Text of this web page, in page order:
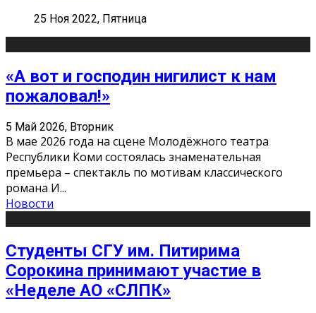
25 Ноя 2022, Пятница
«А вот и господин нигилист к нам
пожаловал!»
5 Май 2026, Вторник
В мае 2026 года на сцене Молодёжного театра
Республики Коми состоялась знаменательная
премьера – спектакль по мотивам классического
романа И...
Новости
Студенты СГУ им. Питирима
Сорокина принимают участие в
«Неделе АО «СЛПК»